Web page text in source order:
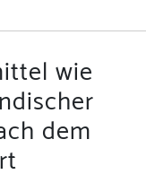
wie
dem